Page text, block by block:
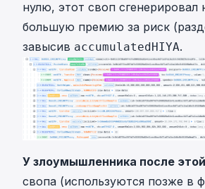
нулю, этот своп сгенерировал
большую премию за риск
завысив accumulatedHIYA.
У злоумышленника после
свопа (используются позже в